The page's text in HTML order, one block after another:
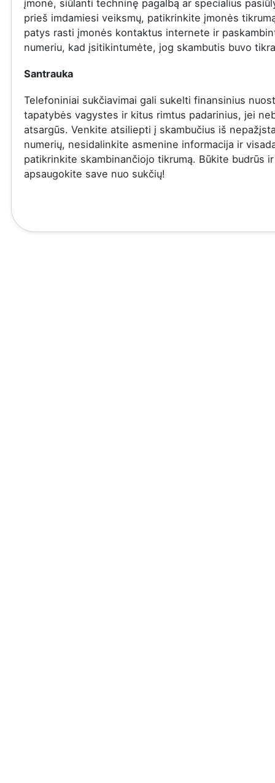
įmonė, siūlanti techninę pagalbą ar specialius
prieš imdamiesi veiksmų, patikrinkite įmonės
patys rasti įmonės kontaktus internete ir
numeriu, kad įsitikintumėte, jog skambutis buvo
Santrauka
Telefoniniai sukčiavimai gali sukelti finansinius
tapatybės vagystes ir kitus rimtus padarinius, jei
atsargūs. Venkite atsiliepti į skambučius iš
numerių, nesidalinkite asmenine informacija ir
patikrinkite skambinančiojo tikrumą. Būkite budrūs ir
apsaugokite save nuo sukčių!